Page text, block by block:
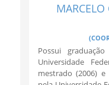
MARCELO
Possui
Universidade
mestrado (2006)